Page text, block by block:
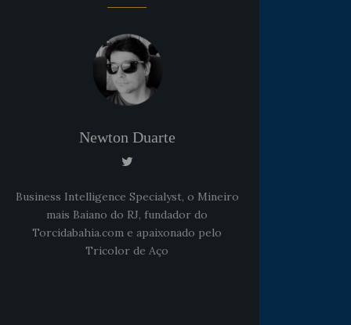
Newton Duarte
Business Intelligence Specialyst, o Mineiro
mais Baiano do RJ, fundador do
Torcidabahia.com e apaixonado pelo
Tricolor de Aço